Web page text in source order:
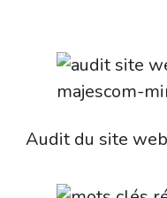
Audit du site